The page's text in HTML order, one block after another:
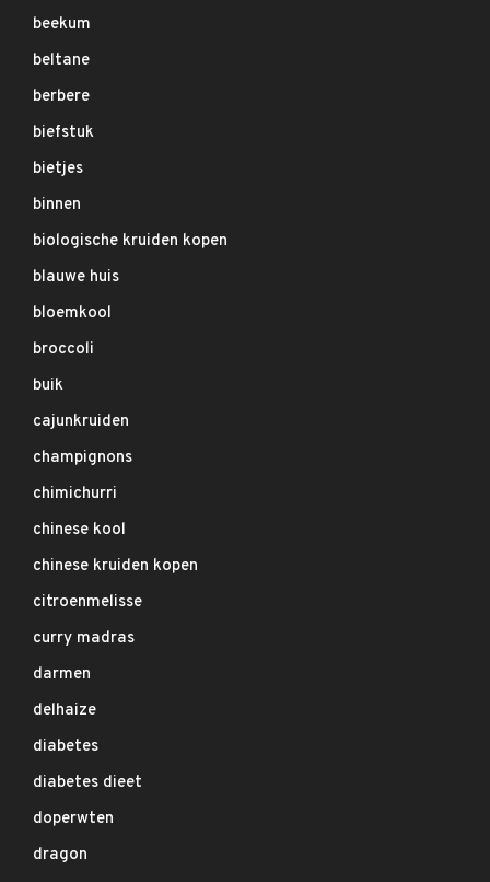
beekum
beltane
berbere
biefstuk
bietjes
binnen
biologische kruiden kopen
blauwe huis
bloemkool
broccoli
buik
cajunkruiden
champignons
chimichurri
chinese kool
chinese kruiden kopen
citroenmelisse
curry madras
darmen
delhaize
diabetes
diabetes dieet
doperwten
dragon